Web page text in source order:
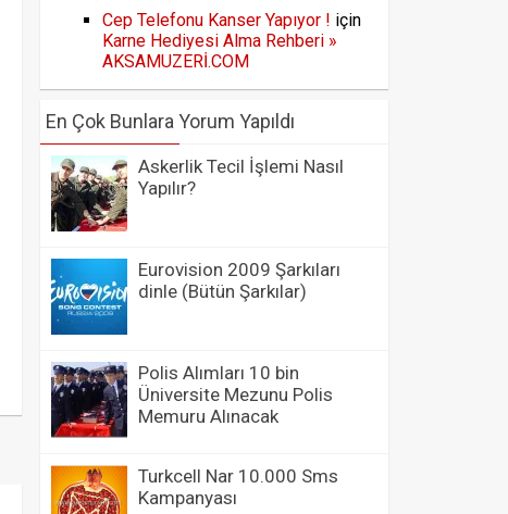
Cep Telefonu Kanser Yapıyor ! için
Karne Hediyesi Alma Rehberi »
AKSAMUZERİ.COM
En Çok Bunlara Yorum Yapıldı
Askerlik Tecil İşlemi Nasıl
Yapılır?
Eurovision 2009 Şarkıları
dinle (Bütün Şarkılar)
Polis Alımları 10 bin
Üniversite Mezunu Polis
Memuru Alınacak
Turkcell Nar 10.000 Sms
Kampanyası